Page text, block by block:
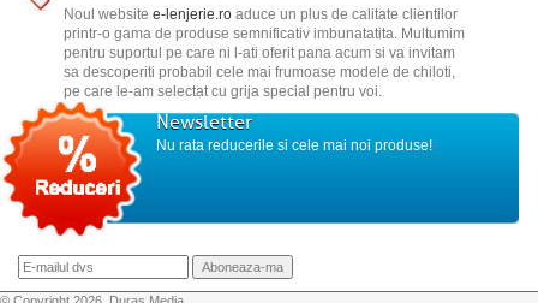
Noul website e-lenjerie.roaduce un plus de calitate clientilor
printr-o gama de produse semnificativ imbunatatita. Multumim
pentru suportul pe care ni l-ati oferit pana acum si va invitam
sa descoperiti probabil cele mai frumoase modele de chiloti,
pe care le-am selectat cu grija special pentru voi.
Newsletter
Nu rata reducerile si cele mai noi produse!